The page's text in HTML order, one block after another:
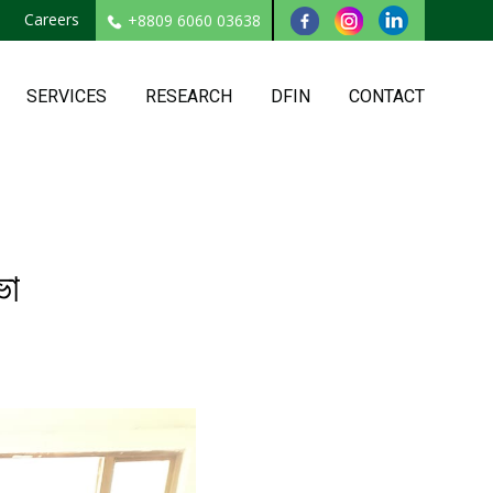
Careers +8809 6060 03638
SERVICES RESEARCH DFIN CONTACT